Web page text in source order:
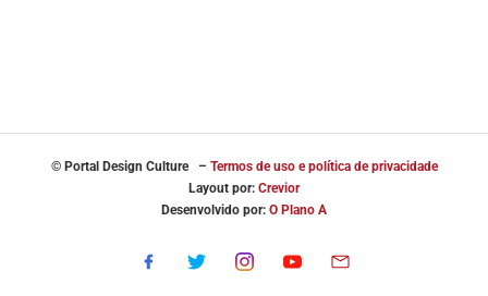
© Portal Design Culture – Termos de uso e política de privacidade
Layout por: Crevior
Desenvolvido por: O Plano A